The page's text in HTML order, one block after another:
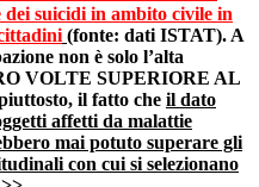
dei suicidi in ambito civile in
(fonte: dati ISTAT). A
non è solo l’alta
VOLTE SUPERIORE AL
il fatto che il dato
affetti da malattie
mai potuto superare gli
con cui si selezionano